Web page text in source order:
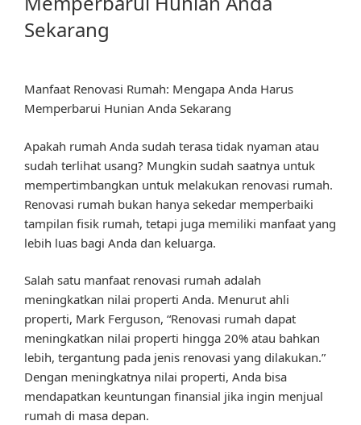
Sekarang
Manfaat Renovasi Rumah: Mengapa Anda Harus
Memperbarui Hunian Anda Sekarang
Apakah rumah Anda sudah terasa tidak nyaman atau
sudah terlihat usang? Mungkin sudah saatnya untuk
mempertimbangkan untuk melakukan renovasi rumah.
Renovasi rumah bukan hanya sekedar memperbaiki
tampilan fisik rumah, tetapi juga memiliki manfaat yang
lebih luas bagi Anda dan keluarga.
Salah satu manfaat renovasi rumah adalah
meningkatkan nilai properti Anda. Menurut ahli
properti, Mark Ferguson, “Renovasi rumah dapat
meningkatkan nilai properti hingga 20% atau bahkan
lebih, tergantung pada jenis renovasi yang dilakukan.”
Dengan meningkatnya nilai properti, Anda bisa
mendapatkan keuntungan finansial jika ingin menjual
rumah di masa depan.